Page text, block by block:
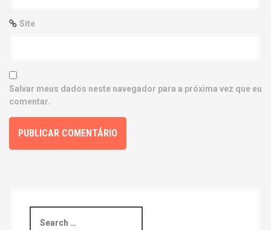
Site
Salvar meus dados neste navegador para a próxima vez que eu
comentar.